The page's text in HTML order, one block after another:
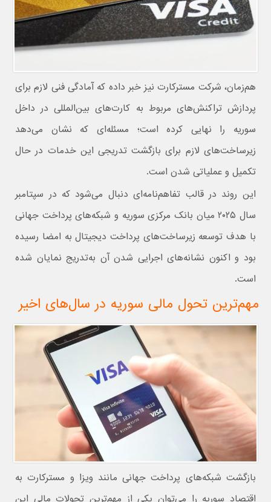
هم‌زمان، شرکت مسترکارت نیز خبر داده که آمادگی فنی لازم برای
پردازش تراکنش‌های مربوط به کارت‌های بین‌المللی در داخل
سوریه را نهایی کرده است؛ مسئله‌ای که نشان می‌دهد
زیرساخت‌های لازم برای بازگشت تدریجی این خدمات در حال
تکمیل و عملیاتی شدن است.
این روند در قالب تفاهم‌نامه‌ای دنبال می‌شود که در سپتامبر
سال ۲۰۲۵ میان بانک مرکزی سوریه و شبکه‌های پرداخت جهانی
با هدف توسعه زیرساخت‌های پرداخت دیجیتال به امضا رسیده
بود و اکنون نشانه‌های اجرایی شدن آن به‌تدریج نمایان شده
است.
مهم‌ترین تحول مالی سوریه در سال‌های اخیر
بازگشت شبکه‌های پرداخت جهانی مانند ویزا و مسترکارت به